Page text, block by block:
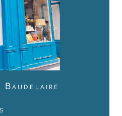
Baudelaire